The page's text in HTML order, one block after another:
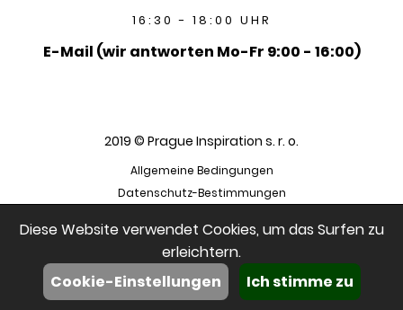
16:30 - 18:00 UHR
E-Mail (wir antworten Mo-Fr 9:00 - 16:00)
2019 © Prague Inspiration s. r. o.
Allgemeine Bedingungen
Datenschutz-Bestimmungen
Diese Website verwendet Cookies, um das Surfen zu
erleichtern.
Cookie-Einstellungen
Ich stimme zu